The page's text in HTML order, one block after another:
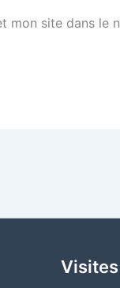
mon site dans le
Visites